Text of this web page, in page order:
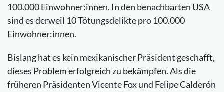
100.000 Einwohner:innen. In den benachbarten USA
sind es derweil 10 Tötungsdelikte pro 100.000
Einwohner:innen.
Bislang hat es kein mexikanischer Präsident geschafft,
dieses Problem erfolgreich zu bekämpfen. Als die
früheren Präsidenten Vicente Fox und Felipe Calderón